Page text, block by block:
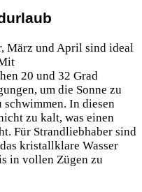
März und April sind ideal
20 und 32 Grad
um die Sonne zu
schwimmen. In diesen
zu kalt, was einen
Für Strandliebhaber sind
kristallklare Wasser
in vollen Zügen zu